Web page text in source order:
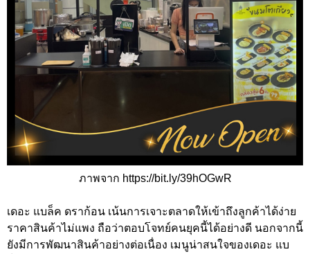
ภาพจาก https://bit.ly/39hOGwR
เดอะ แบล็ค ดราก้อน เน้นการเจาะตลาดให้เข้าถึงลูกค้าได้ง่าย
ราคาสินค้าไม่แพง ถือว่าตอบโจทย์คนยุคนี้ได้อย่างดี นอกจากนี้
ยังมีการพัฒนาสินค้าอย่างต่อเนื่อง เมนูน่าสนใจของเดอะ แบ